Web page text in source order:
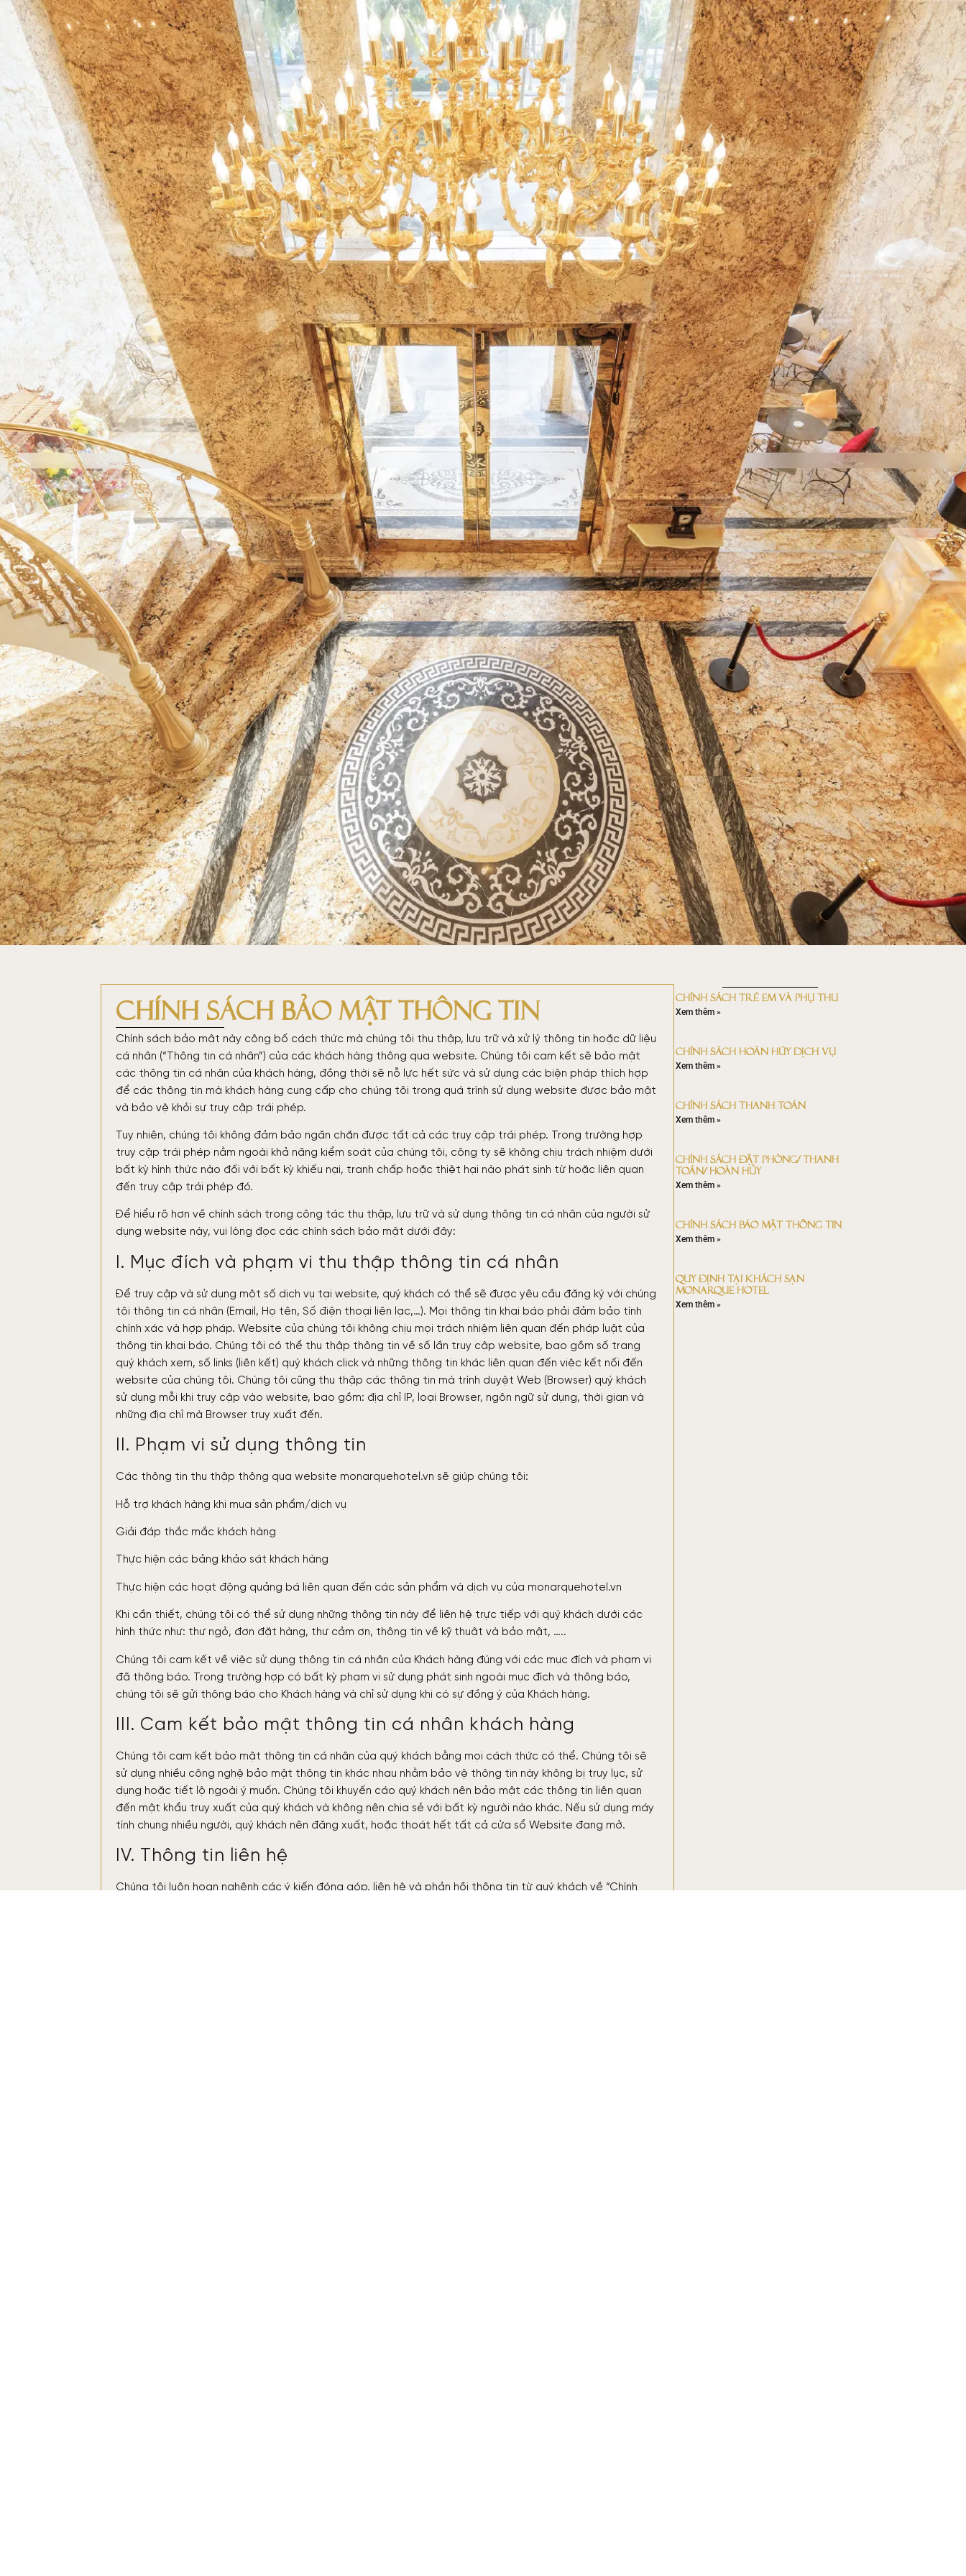
Chính sách bảo mật thông tin
Chính sách bảo mật này công bố cách thức mà chúng tôi thu thập, lưu trữ và xử lý thông tin hoặc dữ liệu
cá nhân (“Thông tin cá nhân”) của các khách hàng thông qua website. Chúng tôi cam kết sẽ bảo mật
các thông tin cá nhân của khách hàng, đồng thời sẽ nỗ lực hết sức và sử dụng các biện pháp thích hợp
để các thông tin mà khách hàng cung cấp cho chúng tôi trong quá trình sử dụng website được bảo mật
và bảo vệ khỏi sự truy cập trái phép.
Tuy nhiên, chúng tôi không đảm bảo ngăn chặn được tất cả các truy cập trái phép. Trong trường hợp
truy cập trái phép nằm ngoài khả năng kiểm soát của chúng tôi, công ty sẽ không chịu trách nhiệm dưới
bất kỳ hình thức nào đối với bất kỳ khiếu nại, tranh chấp hoặc thiệt hại nào phát sinh từ hoặc liên quan
đến truy cập trái phép đó.
Để hiểu rõ hơn về chính sách trong công tác thu thập, lưu trữ và sử dụng thông tin cá nhân của người sử
dụng website này, vui lòng đọc các chính sách bảo mật dưới đây:
I. Mục đích và phạm vi thu thập thông tin cá nhân
Để truy cập và sử dụng một số dịch vụ tại website, quý khách có thể sẽ được yêu cầu đăng ký với chúng
tôi thông tin cá nhân (Email, Họ tên, Số điện thoại liên lạc,…). Mọi thông tin khai báo phải đảm bảo tính
chính xác và hợp pháp. Website của chúng tôi không chịu mọi trách nhiệm liên quan đến pháp luật của
thông tin khai báo. Chúng tôi có thể thu thập thông tin về số lần truy cập website, bao gồm số trang
quý khách xem, số links (liên kết) quý khách click và những thông tin khác liên quan đến việc kết nối đến
website của chúng tôi. Chúng tôi cũng thu thập các thông tin mà trình duyệt Web (Browser) quý khách
sử dụng mỗi khi truy cập vào website, bao gồm: địa chỉ IP, loại Browser, ngôn ngữ sử dụng, thời gian và
những địa chỉ mà Browser truy xuất đến.
II. Phạm vi sử dụng thông tin
Các thông tin thu thập thông qua website monarquehotel.vn sẽ giúp chúng tôi:
Hỗ trợ khách hàng khi mua sản phẩm/dịch vụ
Giải đáp thắc mắc khách hàng
Thực hiện các bảng khảo sát khách hàng
Thực hiện các hoạt động quảng bá liên quan đến các sản phẩm và dịch vụ của monarquehotel.vn
Khi cần thiết, chúng tôi có thể sử dụng những thông tin này để liên hệ trực tiếp với quý khách dưới các
hình thức như: thư ngỏ, đơn đặt hàng, thư cảm ơn, thông tin về kỹ thuật và bảo mật, …..
Chúng tôi cam kết về việc sử dụng thông tin cá nhân của Khách hàng đúng với các mục đích và phạm vi
đã thông báo. Trong trường hợp có bất kỳ phạm vi sử dụng phát sinh ngoài mục đích và thông báo,
chúng tôi sẽ gửi thông báo cho Khách hàng và chỉ sử dụng khi có sự đồng ý của Khách hàng.
III. Cam kết bảo mật thông tin cá nhân khách hàng
Chúng tôi cam kết bảo mật thông tin cá nhân của quý khách bằng mọi cách thức có thể. Chúng tôi sẽ
sử dụng nhiều công nghệ bảo mật thông tin khác nhau nhằm bảo vệ thông tin này không bị truy lục, sử
dụng hoặc tiết lộ ngoài ý muốn. Chúng tôi khuyến cáo quý khách nên bảo mật các thông tin liên quan
đến mật khẩu truy xuất của quý khách và không nên chia sẻ với bất kỳ người nào khác. Nếu sử dụng máy
tính chung nhiều người, quý khách nên đăng xuất, hoặc thoát hết tất cả cửa sổ Website đang mở.
IV. Thông tin liên hệ
Chúng tôi luôn hoan nghênh các ý kiến đóng góp, liên hệ và phản hồi thông tin từ quý khách về “Chính
Chính sách trẻ em và phụ thu
Xem thêm »
Chính sách hoàn hủy dịch vụ
Xem thêm »
Chính sách thanh toán
Xem thêm »
CHÍNH SÁCH ĐẶT PHÒNG/ THANH
TOÁN/ HOÀN HỦY
Xem thêm »
Chính sách bảo mật thông tin
Xem thêm »
QUY ĐỊNH TẠI KHÁCH SẠN
MONARQUE HOTEL
Xem thêm »